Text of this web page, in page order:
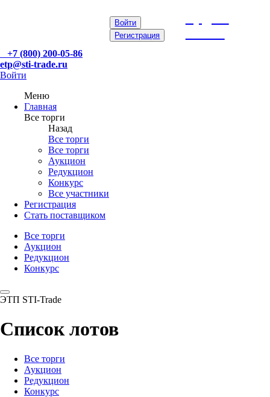
Войти
Регистрация
+7 (800) 200-05-86
etp@sti-trade.ru
Войти
Меню
Главная
Все торги
Назад
Все торги
Все торги
Аукцион
Редукцион
Конкурс
Все участники
Регистрация
Стать поставщиком
Все торги
Аукцион
Редукцион
Конкурс
ЭТП STI-Trade
Список лотов
Все торги
Аукцион
Редукцион
Конкурс